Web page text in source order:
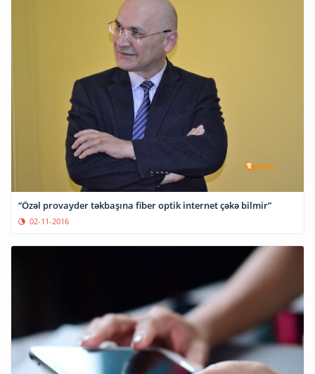
“Özəl provayder təkbaşına fiber optik internet çəkə bilmir”
02-11-2016